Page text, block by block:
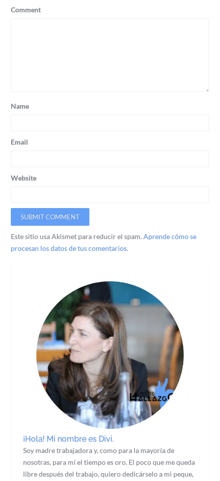
Comment
Name
Email
Website
Este sitio usa Akismet para reducir el spam.Aprende cómo se
procesan los datos de tus comentarios.
¡Hola! Mi nombre es Divi.
Soy madre trabajadora y, como para la mayoría de
nosotras, para mí el tiempo es oro. El poco que me queda
libre después del trabajo, quiero dedicárselo a mi peque,